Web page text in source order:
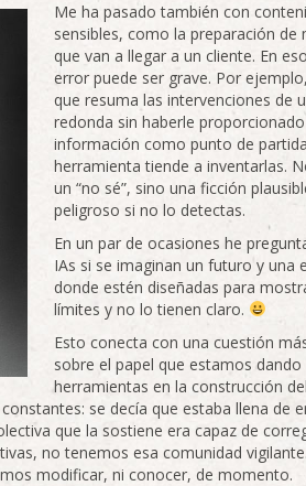
Me ha pasado también con
sensibles, como la preparación de
que van a llegar a un cliente. En
error puede ser grave. Por
que resuma las intervenciones de
redonda sin haberle
información como punto de
herramienta tiende a inventarlas.
un “no sé”, sino una ficción
peligroso si no lo detectas.
En un par de ocasiones he
IAs si se imaginan un futuro y una
donde estén diseñadas para
límites y no lo tienen claro.
Esto conecta con una cuestión
sobre el papel que estamos dando
herramientas en la construcción del
se decía que estaba llena de
que la sostiene era capaz de
no tenemos esa comunidad
modificar, ni conocer, de momento.